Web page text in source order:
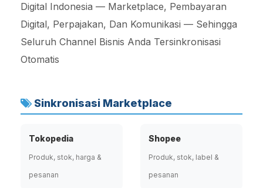
Digital Indonesia — Marketplace, Pembayaran
Digital, Perpajakan, Dan Komunikasi — Sehingga
Seluruh Channel Bisnis Anda Tersinkronisasi
Otomatis
Sinkronisasi Marketplace
Tokopedia
Produk, stok, harga &
pesanan
Shopee
Produk, stok, label &
pesanan